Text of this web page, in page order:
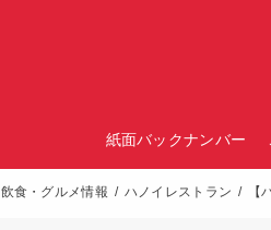
紙面バックナンバー
飲食・グルメ情報 ハノイレストラン 【